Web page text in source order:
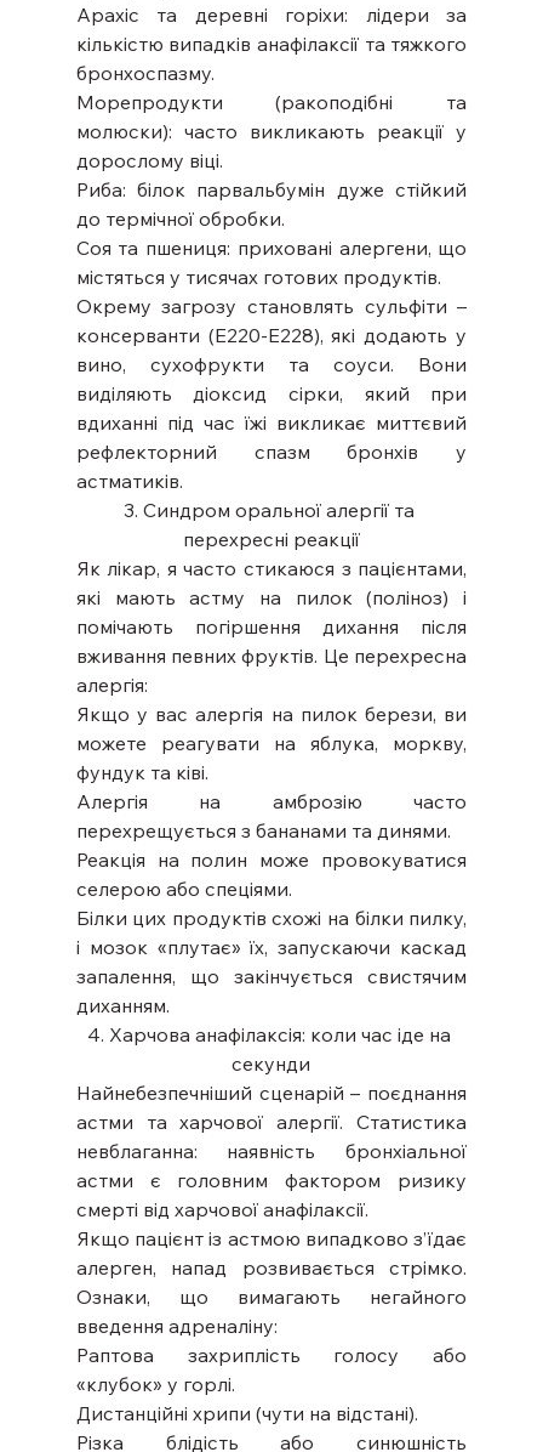
Арахіс та деревні горіхи: лідери за
кількістю випадків анафілаксії та тяжкого
бронхоспазму.
Морепродукти (ракоподібні та
молюски): часто викликають реакції у
дорослому віці.
Риба: білок парвальбумін дуже стійкий
до термічної обробки.
Соя та пшениця: приховані алергени, що
містяться у тисячах готових продуктів.
Окрему загрозу становлять сульфіти –
консерванти (Е220-Е228), які додають у
вино, сухофрукти та соуси. Вони
виділяють діоксид сірки, який при
вдиханні під час їжі викликає миттєвий
рефлекторний спазм бронхів у
астматиків.
3. Синдром оральної алергії та
перехресні реакції
Як лікар, я часто стикаюся з пацієнтами,
які мають астму на пилок (поліноз) і
помічають погіршення дихання після
вживання певних фруктів. Це перехресна
алергія:
Якщо у вас алергія на пилок берези, ви
можете реагувати на яблука, моркву,
фундук та ківі.
Алергія на амброзію часто
перехрещується з бананами та динями.
Реакція на полин може провокуватися
селерою або спеціями.
Білки цих продуктів схожі на білки пилку,
і мозок «плутає» їх, запускаючи каскад
запалення, що закінчується свистячим
диханням.
4. Харчова анафілаксія: коли час іде на
секунди
Найнебезпечніший сценарій – поєднання
астми та харчової алергії. Статистика
невблаганна: наявність бронхіальної
астми є головним фактором ризику
смерті від харчової анафілаксії.
Якщо пацієнт із астмою випадково з’їдає
алерген, напад розвивається стрімко.
Ознаки, що вимагають негайного
введення адреналіну:
Раптова захриплість голосу або
«клубок» у горлі.
Дистанційні хрипи (чути на відстані).
Різка блідість або синюшність